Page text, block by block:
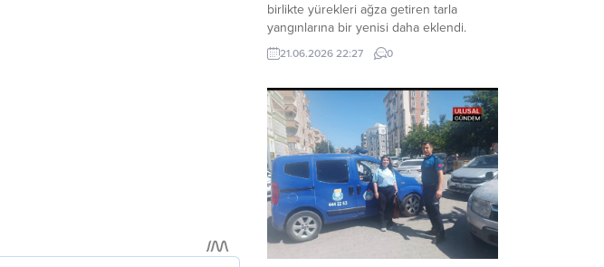
birlikte yürekleri ağza getiren tarla
yangınlarına bir yenisi daha eklendi.
Hilvan ilçesinde çıkan yangında, 50
dönümü biçilmemiş buğday olmak üzere
teslim olarak küle döndü. Haber Merkezi
– Yangın, Şanlıurfa’nın Hilvan ilçesine
bağlı Agilmuz köyünde meydana geldi.
Edinilen bilgilere göre, henüz
belirlenemeyen...
21.06.2026 22:27 0